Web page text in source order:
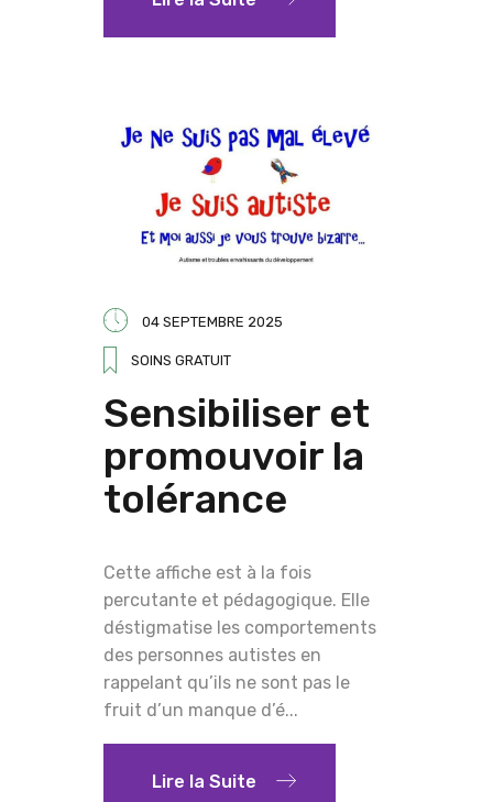
04 SEPTEMBRE 2025
SOINS GRATUIT
Sensibiliser et
promouvoir la
tolérance
Cette affiche est à la fois
percutante et pédagogique. Elle
déstigmatise les comportements
des personnes autistes en
rappelant qu’ils ne sont pas le
fruit d’un manque d’é...
Lire la Suite